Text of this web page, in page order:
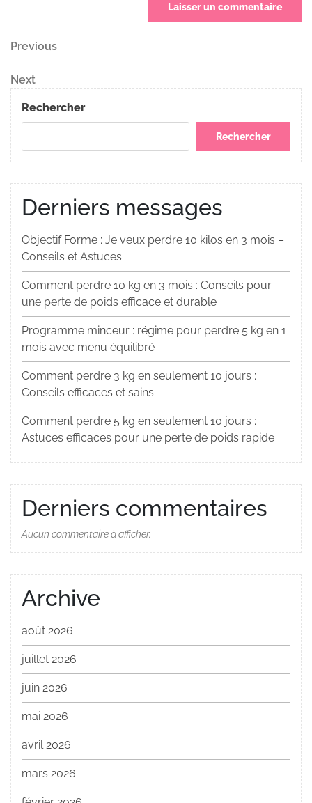
Navigation
de
l’article
Previous
Previous
Next
Post
Next
Rechercher
Rechercher
Derniers messages
Objectif Forme : Je veux perdre 10 kilos en 3 mois –
Conseils et Astuces
Comment perdre 10 kg en 3 mois : Conseils pour
une perte de poids efficace et durable
Programme minceur : régime pour perdre 5 kg en 1
mois avec menu équilibré
Comment perdre 3 kg en seulement 10 jours :
Conseils efficaces et sains
Comment perdre 5 kg en seulement 10 jours :
Astuces efficaces pour une perte de poids rapide
Derniers commentaires
Aucun commentaire à afficher.
Archive
août 2026
juillet 2026
juin 2026
mai 2026
avril 2026
mars 2026